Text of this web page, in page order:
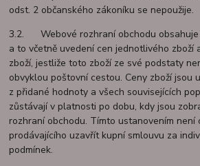
odst. 2 občanského zákoníku se nepoužije.
3.2. Webové rozhraní obchodu obsahuje
a to včetně uvedení cen jednotlivého zboží
zboží, jestliže toto zboží ze své podstaty
obvyklou poštovní cestou. Ceny zboží jsou
z přidané hodnoty a všech souvisejících
zůstávají v platnosti po dobu, kdy jsou
rozhraní obchodu. Tímto ustanovením není
prodávajícího uzavřít kupní smlouvu za
podmínek.